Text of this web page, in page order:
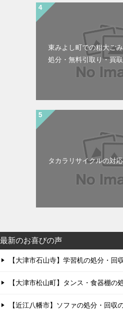
東みよし町での粗大ご
処分・無料引取り・買
タカラリサイクルの対
最新のお喜びの声
【大津市石山寺】学習机の処分・回
【大津市松山町】タンス・食器棚の
【近江八幡市】ソファの処分・回収